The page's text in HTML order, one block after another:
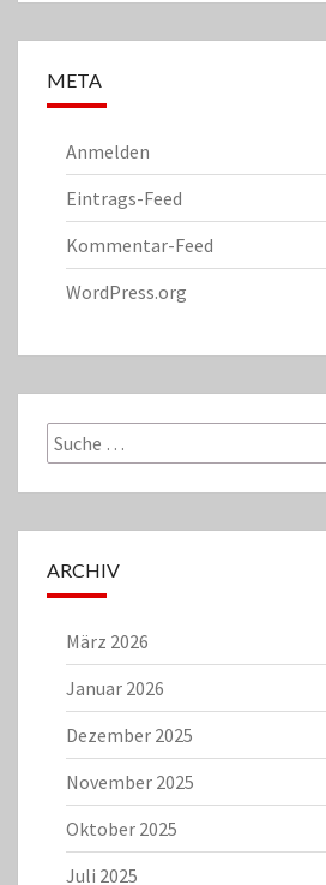
META
Anmelden
Eintrags-Feed
Kommentar-Feed
WordPress.org
Suche
nach:
ARCHIV
März 2026
Januar 2026
Dezember 2025
November 2025
Oktober 2025
Juli 2025